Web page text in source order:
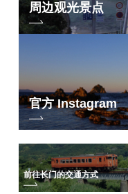
周边观光景点
官方 Instagram
前往长门的交通方式